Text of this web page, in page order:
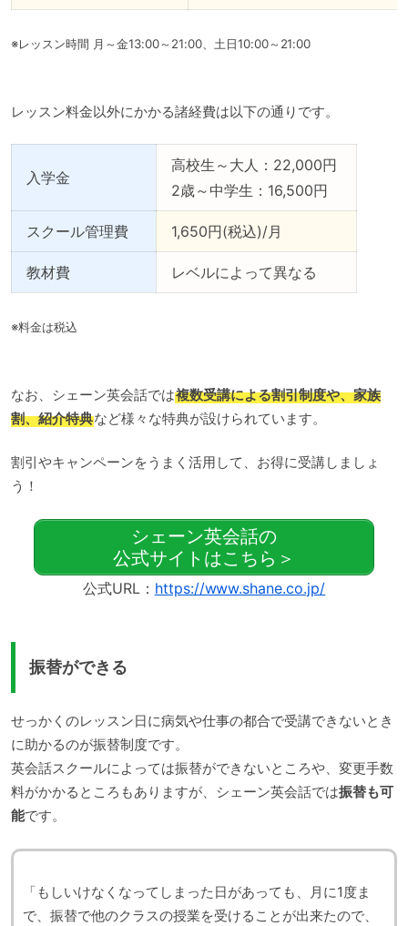
※レッスン時間 月～金13:00～21:00、土日10:00～21:00
レッスン料金以外にかかる諸経費は以下の通りです。
入学金
高校生～大人：22,000円
2歳～中学生：16,500円
スクール管理費 1,650円(税込)/月
教材費 レベルによって異なる
※料金は税込
なお、シェーン英会話では複数受講による割引制度や、家族
割、紹介特典など様々な特典が設けられています。
割引やキャンペーンをうまく活用して、お得に受講しましょ
う！
シェーン英会話の
公式サイトはこちら＞
公式URL： https://www.shane.co.jp/
振替ができる
せっかくのレッスン日に病気や仕事の都合で受講できないとき
に助かるのが振替制度です。
英会話スクールによっては振替ができないところや、変更手数
料がかかるところもありますが、シェーン英会話では振替も可
能です。
「もしいけなくなってしまった日があっても、月に1度ま
で、振替で他のクラスの授業を受けることが出来たので、